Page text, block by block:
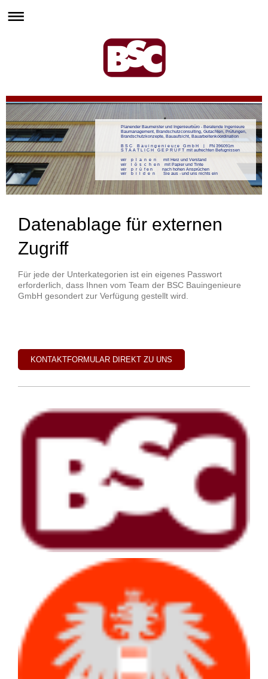
Planender Baumeister und Ingenieurbüro - Beratende Ingenieure
Baumanagement, Brandschutzconsulting, Gutachten, Prüfungen,
Brandschutzkonzepte, Bauaufsicht, Bauarbeitenkoordination
B S C B a u i n g e n i e u r e G m b H | FN 396091m
S T A A T L I C H G E P R Ü F T mit aufrechten Befugnissen
wir p l a n e n mit Herz und Verstand
wir l ö s c h e n mit Papier und Tinte
wir p r ü f e n nach hohen Ansprüchen
wir b i l d e n Sie aus - und uns nichts ein
Datenablage für externen
Zugriff
Für jede der Unterkategorien ist ein eigenes Passwort
erforderlich, dass Ihnen vom Team der BSC Bauingenieure
GmbH gesondert zur Verfügung gestellt wird.
KONTAKTFORMULAR DIREKT ZU UNS